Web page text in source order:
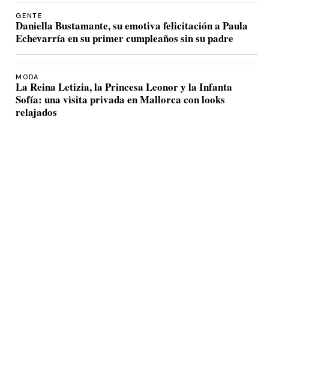
GENTE
Daniella Bustamante, su emotiva felicitación a Paula
Echevarría en su primer cumpleaños sin su padre
MODA
La Reina Letizia, la Princesa Leonor y la Infanta
Sofía: una visita privada en Mallorca con looks
relajados